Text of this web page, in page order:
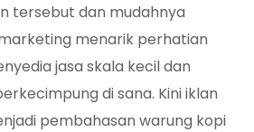
tersebut dan mudahnya
menarik perhatian
jasa skala kecil dan
di sana. Kini iklan
pembahasan warung kopi